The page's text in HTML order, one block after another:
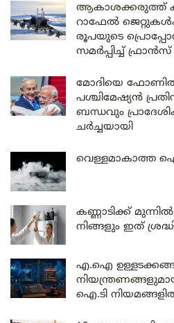
ആകാശക്കരുത്ത്
റാഫേൽ
രൂപയുടെ
സമർപ്പിച്ച് ഫ്രാൻസ്
മോദിയെ ഫോണിൽ
പശ്ചിമേഷ്യൻ
ബന്ധവും
ചർച്ചയായി
വെള്ളമാകാത്ത
കണ്ണാടിക്ക്
നിങ്ങളും ഇത്
എ.ഐ
ഐ.ടി